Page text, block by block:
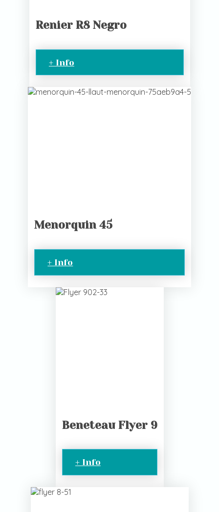
Renier R8 Negro
+ Info
Menorquin 45
+ Info
Beneteau Flyer 9
+ Info